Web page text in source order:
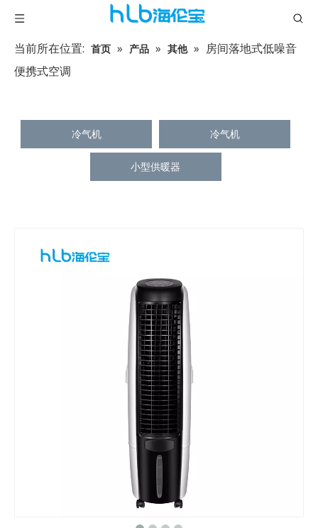
当前所在位置: 首页 » 产品 » 其他 » 房间落地式低噪音
便携式空调
冷气机 冷气机
小型供暖器